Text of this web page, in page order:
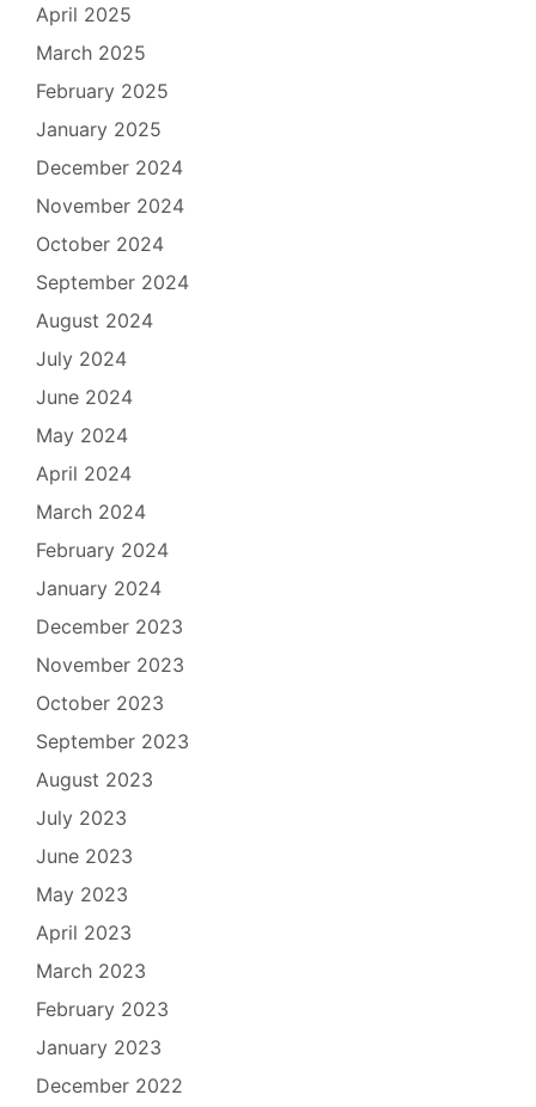
April 2025
March 2025
February 2025
January 2025
December 2024
November 2024
October 2024
September 2024
August 2024
July 2024
June 2024
May 2024
April 2024
March 2024
February 2024
January 2024
December 2023
November 2023
October 2023
September 2023
August 2023
July 2023
June 2023
May 2023
April 2023
March 2023
February 2023
January 2023
December 2022